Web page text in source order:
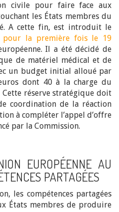
civile pour faire face aux
les États membres du
A cette fin, est introduit le
pour la première fois le 19
Il a été décidé de
de matériel médical et de
un budget initial alloué par
dont 40 à la charge du
Cette réserve stratégique doit
coordination de la réaction
à compléter l’appel d’offre
par la Commission.
EUROPÉENNE AU
PARTAGÉES
les compétences partagées
États membres de produire